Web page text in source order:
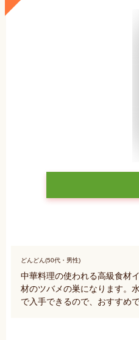
どんどん(50代・男性)
中華料理の使われる高級食材
材のツバメの巣になります。
で入手できるので、おすすめで